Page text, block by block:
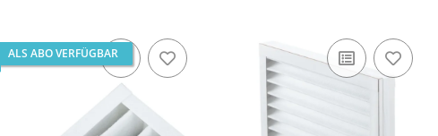
ALS ABO VERFÜGBAR